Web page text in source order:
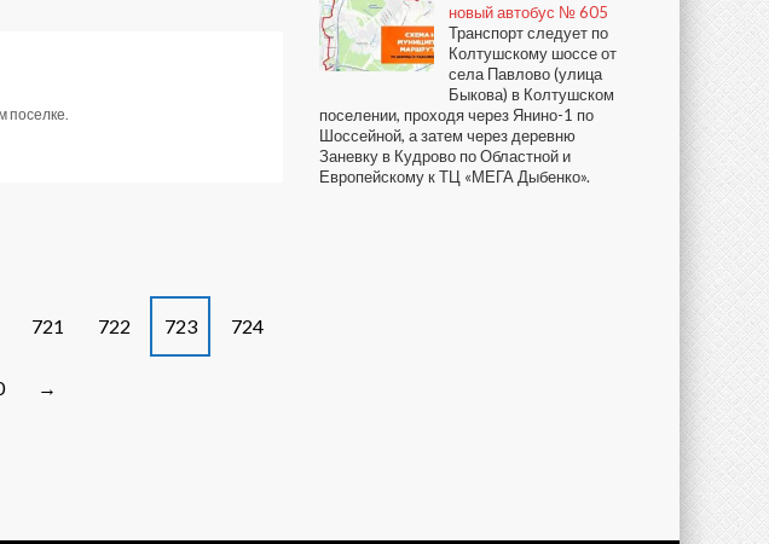
поселке.
721 722 723 724
→
новый автобус № 605
Транспорт следует по
Колтушскому шоссе от
села Павлово (улица
Быкова) в Колтушском
поселении, проходя через Янино-1 по
Шоссейной, а затем через деревню
Заневку в Кудрово по Областной и
Европейскому к ТЦ «МЕГА Дыбенко».